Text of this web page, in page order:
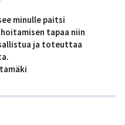
minulle paitsi
tapaa niin
ja toteuttaa